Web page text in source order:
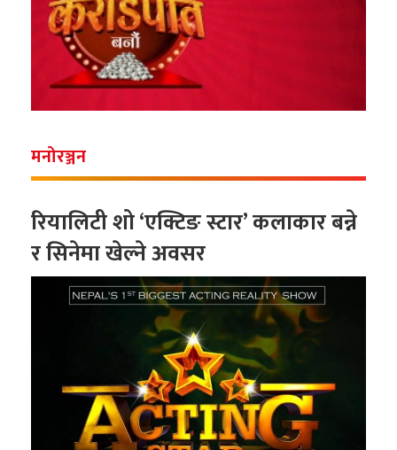
मनोरञ्जन
रियालिटी शो ‘एक्टिङ स्टार’ कलाकार बन्ने
र सिनेमा खेल्ने अवसर